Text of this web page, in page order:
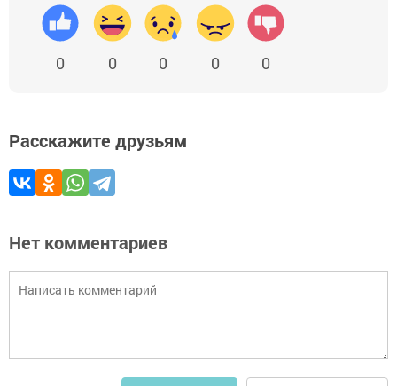
0 0 0 0 0
Расскажите друзьям
Нет комментариев